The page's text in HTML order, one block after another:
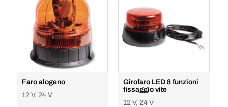
Faro alogeno
12 V, 24 V
Girofaro LED 8 funzioni
fissaggio vite
12 V, 24 V